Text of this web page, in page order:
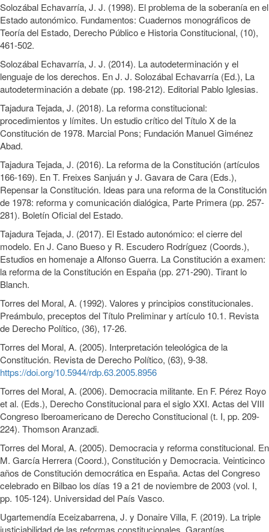
Solozábal Echavarría, J. J. (1998). El problema de la soberanía en el
Estado autonómico. Fundamentos: Cuadernos monográficos de
Teoría del Estado, Derecho Público e Historia Constitucional, (10),
461-502.
Solozábal Echavarría, J. J. (2014). La autodeterminación y el
lenguaje de los derechos. En J. J. Solozábal Echavarría (Ed.), La
autodeterminación a debate (pp. 198-212). Editorial Pablo Iglesias.
Tajadura Tejada, J. (2018). La reforma constitucional:
procedimientos y límites. Un estudio crítico del Título X de la
Constitución de 1978. Marcial Pons; Fundación Manuel Giménez
Abad.
Tajadura Tejada, J. (2016). La reforma de la Constitución (artículos
166-169). En T. Freixes Sanjuán y J. Gavara de Cara (Eds.),
Repensar la Constitución. Ideas para una reforma de la Constitución
de 1978: reforma y comunicación dialógica, Parte Primera (pp. 257-
281). Boletín Oficial del Estado.
Tajadura Tejada, J. (2017). El Estado autonómico: el cierre del
modelo. En J. Cano Bueso y R. Escudero Rodríguez (Coords.),
Estudios en homenaje a Alfonso Guerra. La Constitución a examen:
la reforma de la Constitución en España (pp. 271-290). Tirant lo
Blanch.
Torres del Moral, A. (1992). Valores y principios constitucionales.
Preámbulo, preceptos del Título Preliminar y artículo 10.1. Revista
de Derecho Político, (36), 17-26.
Torres del Moral, A. (2005). Interpretación teleológica de la
Constitución. Revista de Derecho Político, (63), 9-38.
https://doi.org/10.5944/rdp.63.2005.8956
Torres del Moral, A. (2006). Democracia militante. En F. Pérez Royo
et al. (Eds.), Derecho Constitucional para el siglo XXI. Actas del VIII
Congreso Iberoamericano de Derecho Constitucional (t. I, pp. 209-
224). Thomson Aranzadi.
Torres del Moral, A. (2005). Democracia y reforma constitucional. En
M. García Herrera (Coord.), Constitución y Democracia. Veinticinco
años de Constitución democrática en España. Actas del Congreso
celebrado en Bilbao los días 19 a 21 de noviembre de 2003 (vol. I,
pp. 105-124). Universidad del País Vasco.
Ugartemendía Eceizabarrena, J. y Donaire Villa, F. (2019). La triple
justiciabilidad de las reformas constitucionales. Garantías